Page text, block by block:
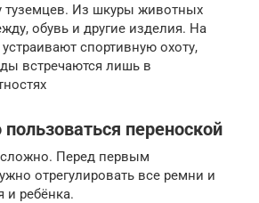
туземцев. Из шкуры животных
обувь и другие изделия. На
спортивную охоту,
встречаются лишь в
переноской
Перед первым
отрегулировать все ремни и
и ребёнка.